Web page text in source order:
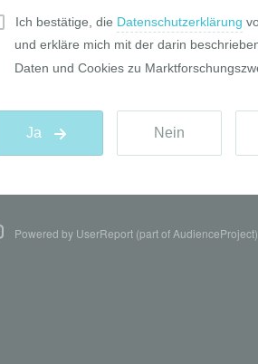
Powered by UserReport (part of AudienceProject)